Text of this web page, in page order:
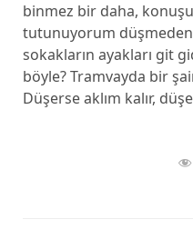
binmez bir daha,
tutunuyorum
sokakların ayakları git
böyle? Tramvayda bir
Düşerse aklım kalır,